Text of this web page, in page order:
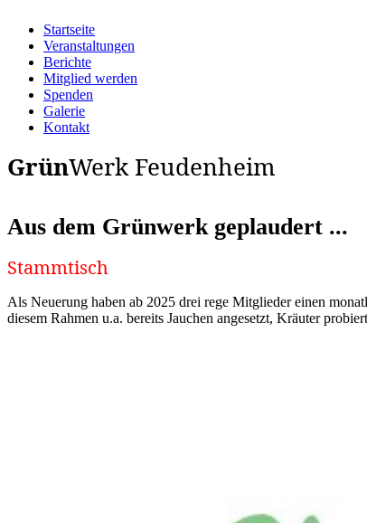
Startseite
Veranstaltungen
Berichte
Mitglied werden
Spenden
Galerie
Kontakt
GrünWerk Feudenheim
Aus dem Grünwerk geplaudert ...
Stammtisch
Als Neuerung haben ab 2025 drei rege Mitglieder einen
diesem Rahmen u.a. bereits Jauchen angesetzt, Kräuter